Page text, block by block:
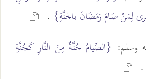
لِمَنْ صَامَ رَمَضَانَ بالجنَّةِ} .
وسلم: {الصِّيامُ جُنَّةٌ مِنَ النَّارِ كَجُنَّةِ
.